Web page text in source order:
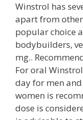
Winstrol has
apart from
popular choice
bodybuilders,
mg..
For oral
day for men
women is
dose is